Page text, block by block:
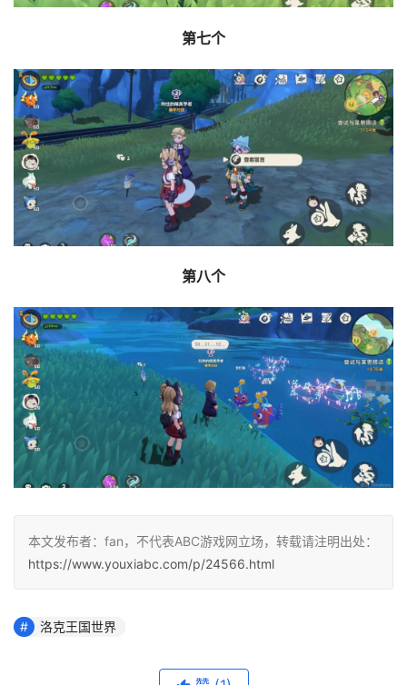
第七个
第八个
本文发布者：fan，不代表ABC游戏网立场，转载请注明出处：
https://www.youxiabc.com/p/24566.html
洛克王国世界